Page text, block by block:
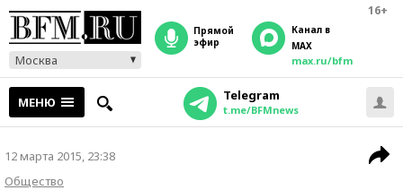
16+
Москва
прямой
эфир
Канал в
MAX
max.ru/bfm
МЕНЮ Telegram
t.me/BFMnews
12 марта 2015, 23:38
Общество